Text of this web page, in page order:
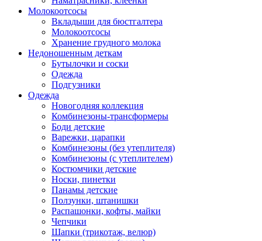
Молокоотсосы
Вкладыши для бюстгалтера
Молокоотсосы
Хранение грудного молока
Недоношенным деткам
Бутылочки и соски
Одежда
Подгузники
Одежда
Новогодняя коллекция
Комбинезоны-трансформеры
Боди детские
Варежки, царапки
Комбинезоны (без утеплителя)
Комбинезоны (с утеплителем)
Костюмчики детские
Носки, пинетки
Панамы детские
Ползунки, штанишки
Распашонки, кофты, майки
Чепчики
Шапки (трикотаж, велюр)